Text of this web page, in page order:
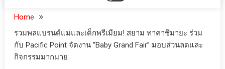
Home
รวมพลแบรนด์แม่และเด็กพรีเมียม! สยาม ทาคาชิมายะ ร่วม
กับ Pacific Point จัดงาน “Baby Grand Fair” มอบส่วนลดและ
กิจกรรมมากมาย